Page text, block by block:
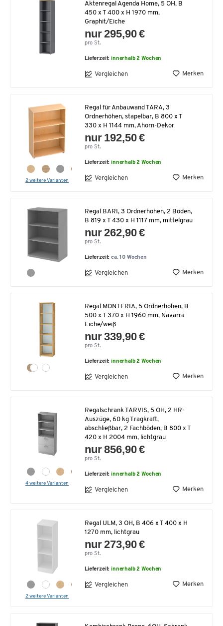
Aktenregal Agenda Home, 5 OH, B
450 x T 400 x H 1970 mm,
Graphit/Eiche
nur 295,90 €
pro St.
Lieferzeit:innerhalb 2 Wochen
Vergleichen Merken
2 weitere Varianten
Regal für Anbauwand TARA, 3
Ordnerhöhen, stapelbar, B 800 x T
330 x H 1144 mm, Ahorn-Dekor
nur 192,50 €
pro St.
Lieferzeit:innerhalb 2 Wochen
Vergleichen Merken
Regal BARI, 3 Ordnerhöhen, 2 Böden,
B 819 x T 430 x H 1117 mm, mittelgrau
nur 262,90 €
pro St.
Lieferzeit:ca. 10 Wochen
Vergleichen Merken
Regal MONTERIA, 5 Ordnerhöhen, B
500 x T 370 x H 1960 mm, Navarra
Eiche/weiß
nur 339,90 €
pro St.
Lieferzeit:innerhalb 2 Wochen
Vergleichen Merken
4 weitere Varianten
Regalschrank TARVIS, 5 OH, 2 HR-
Auszüge, 60 kg Tragkraft,
abschließbar, 2 Fachböden, B 800 x T
420 x H 2004 mm, lichtgrau
nur 856,90 €
pro St.
Lieferzeit:innerhalb 2 Wochen
Vergleichen Merken
2 weitere Varianten
Regal ULM, 3 OH, B 406 x T 400 x H
1270 mm, lichtgrau
nur 273,90 €
pro St.
Lieferzeit:innerhalb 2 Wochen
Vergleichen Merken